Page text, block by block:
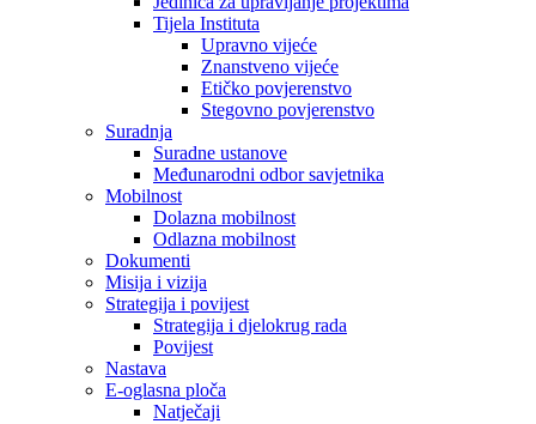
Tijela Instituta
Upravno vijeće
Znanstveno vijeće
Etičko povjerenstvo
Stegovno povjerenstvo
Suradnja
Suradne ustanove
Međunarodni odbor savjetnika
Mobilnost
Dolazna mobilnost
Odlazna mobilnost
Dokumenti
Misija i vizija
Strategija i povijest
Strategija i djelokrug rada
Povijest
Nastava
E-oglasna ploča
Natječaji